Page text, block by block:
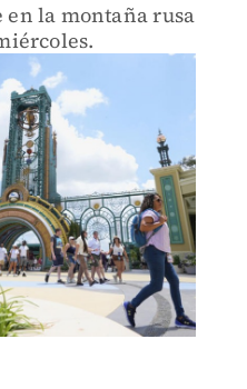
en la montaña rusa